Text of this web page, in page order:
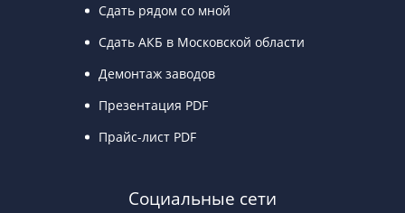
Сдать рядом со мной
Сдать АКБ в Московской области
Демонтаж заводов
Презентация PDF
Прайс-лист PDF
Социальные сети